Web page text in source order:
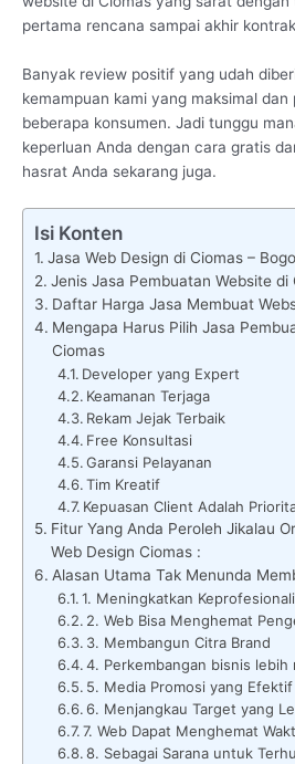
pertama rencana sampai akhir
Banyak review positif yang udah
kemampuan kami yang maksimal
beberapa konsumen. Jadi tunggu
keperluan Anda dengan cara gratis
hasrat Anda sekarang juga.
Isi Konten
Jasa Web Design di Ciomas –
Jenis Jasa Pembuatan Website di
Daftar Harga Jasa Membuat
Mengapa Harus Pilih Jasa
Ciomas
Developer yang Expert
Keamanan Terjaga
Rekam Jejak Terbaik
Free Konsultasi
Garansi Pelayanan
Tim Kreatif
Kepuasan Client Adalah
Fitur Yang Anda Peroleh Jikalau
Web Design Ciomas :
Alasan Utama Tak Menunda
1. Meningkatkan
2. Web Bisa Menghemat
3. Membangun Citra Brand
4. Perkembangan bisnis lebih
5. Media Promosi yang Efektif
6. Menjangkau Target yang
7. Web Dapat Menghemat
8. Sebagai Sarana untuk